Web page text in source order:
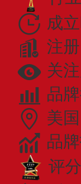
成
注
关
品
美国
品
评